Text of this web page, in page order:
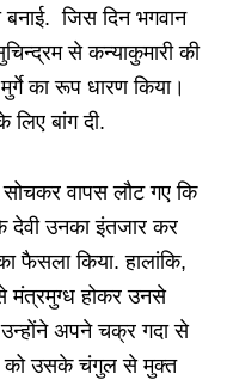
जिस दिन भगवान
से कन्याकुमारी की
का रूप धारण किया।
बांग दी.
वापस लौट गए कि
देवी उनका इंतजार कर
फैसला किया. हालांकि,
मंत्रमुग्ध होकर उनसे
अपने चक्र गदा से
को उसके चंगुल से मुक्त